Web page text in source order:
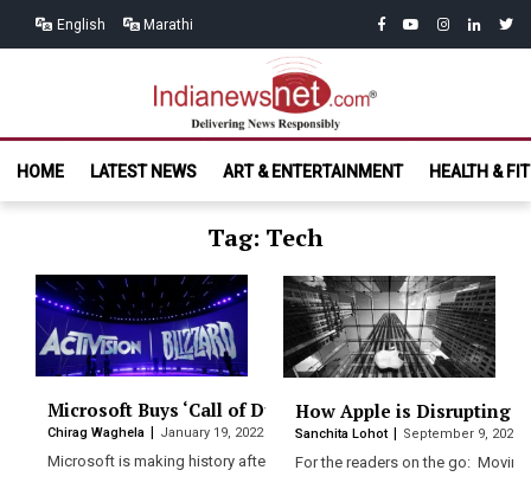
English Marathi facebook
youtubeinstagram
linkedin
India News
Net.com
HOME
LATEST NEWS ART & ENTERTAINMENT HEALTH &
Tag: Tech
Microsoft Buys ‘Call of Duty’ maker Activision
Chirag Waghela January 19, 2022
Microsoft is making history after announcing on Tuesday that it…
How Apple is Disrupting
Sanchita Lohot September 9, 2020
For the readers on the go: